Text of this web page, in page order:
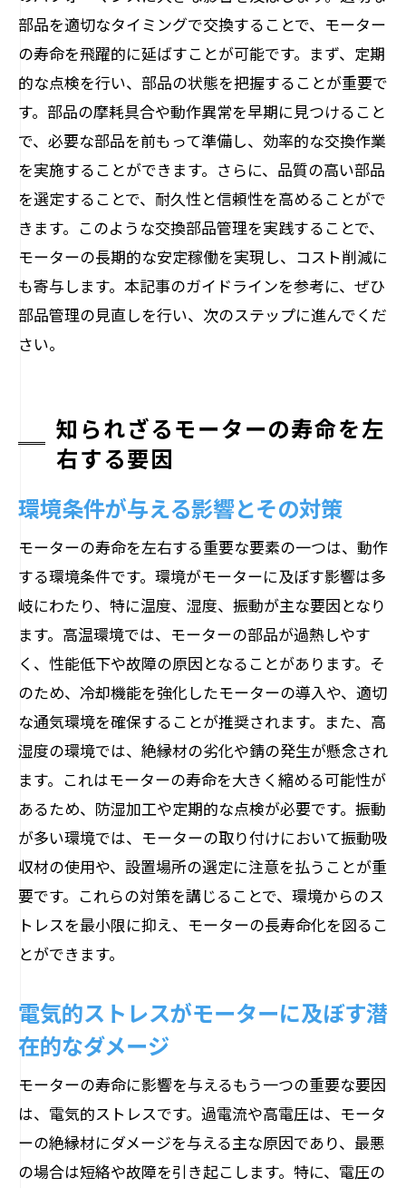
産業界での新しいメンテナンストレンド
部品を適切なタイミングで交換することで、モーター
の寿命を飛躍的に延ばすことが可能です。まず、定期
的な点検を行い、部品の状態を把握することが重要で
す。部品の摩耗具合や動作異常を早期に見つけること
で、必要な部品を前もって準備し、効率的な交換作業
を実施することができます。さらに、品質の高い部品
を選定することで、耐久性と信頼性を高めることがで
きます。このような交換部品管理を実践することで、
モーターの長期的な安定稼働を実現し、コスト削減に
も寄与します。本記事のガイドラインを参考に、ぜひ
部品管理の見直しを行い、次のステップに進んでくだ
さい。
知られざるモーターの寿命を左
右する要因
環境条件が与える影響とその対策
モーターの寿命を左右する重要な要素の一つは、動作
する環境条件です。環境がモーターに及ぼす影響は多
岐にわたり、特に温度、湿度、振動が主な要因となり
ます。高温環境では、モーターの部品が過熱しやす
く、性能低下や故障の原因となることがあります。そ
のため、冷却機能を強化したモーターの導入や、適切
な通気環境を確保することが推奨されます。また、高
湿度の環境では、絶縁材の劣化や錆の発生が懸念され
ます。これはモーターの寿命を大きく縮める可能性が
あるため、防湿加工や定期的な点検が必要です。振動
が多い環境では、モーターの取り付けにおいて振動吸
収材の使用や、設置場所の選定に注意を払うことが重
要です。これらの対策を講じることで、環境からのス
トレスを最小限に抑え、モーターの長寿命化を図るこ
とができます。
電気的ストレスがモーターに及ぼす潜
在的なダメージ
モーターの寿命に影響を与えるもう一つの重要な要因
は、電気的ストレスです。過電流や高電圧は、モータ
ーの絶縁材にダメージを与える主な原因であり、最悪
の場合は短絡や故障を引き起こします。特に、電圧の